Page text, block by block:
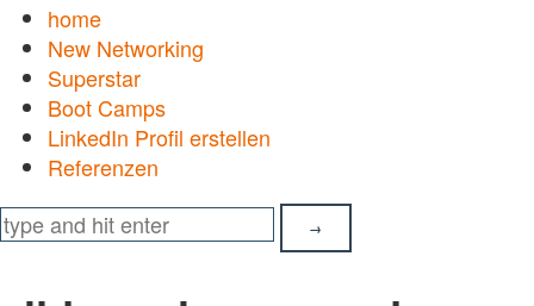
home
New Networking
Superstar
Boot Camps
LinkedIn Profil erstellen
Referenzen